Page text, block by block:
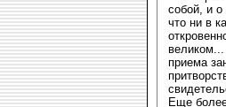
собой, и
что ни в
приема
Еще